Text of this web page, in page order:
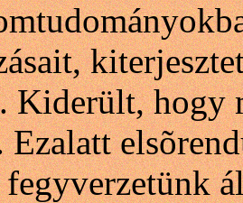
Kiderült, hogy
Ezalatt